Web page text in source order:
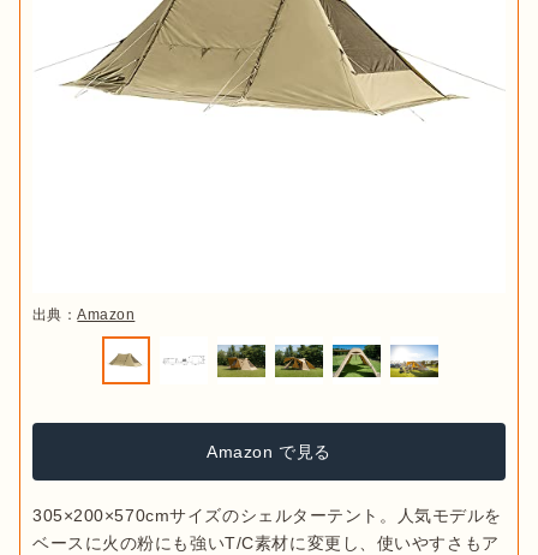
出典：Amazon
Amazon で見る
305×200×570cmサイズのシェルターテント。人気モデルを
ベースに火の粉にも強いT/C素材に変更し、使いやすさもア